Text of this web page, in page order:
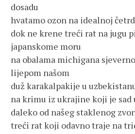
dosadu
hvatamo ozon na idealnoj
dok ne krene treći rat na jugu
japanskome moru
na obalama michigana
lijepom našom
duž karakalpakije u
na krimu iz ukrajine koji je sad
daleko od našeg staklenog
treći rat koji odavno traje na